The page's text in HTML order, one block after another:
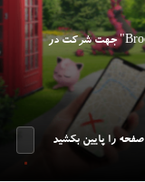
همه طرفداران "پوکمون" این آخر هفته در پارک "Brockwell" جهت شرکت در
صفحه را پایین بکشید